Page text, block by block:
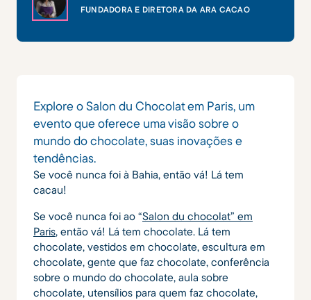
FUNDADORA E DIRETORA DA ARA CACAO
Explore o Salon du Chocolat em Paris, um
evento que oferece uma visão sobre o
mundo do chocolate, suas inovações e
tendências.
Se você nunca foi à Bahia, então vá! Lá tem
cacau!
Se você nunca foi ao “Salon du chocolat” em
Paris, então vá! Lá tem chocolate. Lá tem
chocolate, vestidos em chocolate, escultura em
chocolate, gente que faz chocolate, conferência
sobre o mundo do chocolate, aula sobre
chocolate, utensílios para quem faz chocolate,